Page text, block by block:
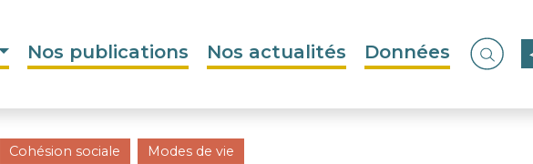
Nos publications Nos actualités Données
Cohésion sociale Modes de vie